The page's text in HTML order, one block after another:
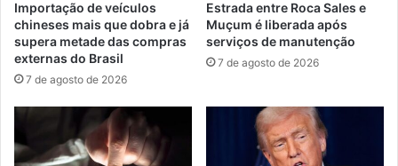
Importação de veículos
chineses mais que dobra e já
supera metade das compras
externas do Brasil
7 de agosto de 2026
Estrada entre Roca Sales e
Muçum é liberada após
serviços de manutenção
7 de agosto de 2026